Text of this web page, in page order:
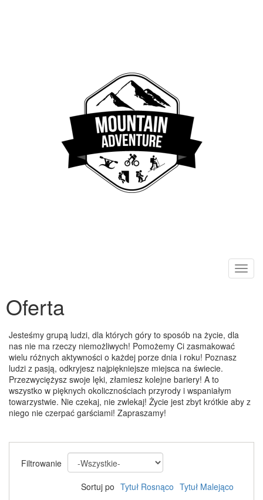
Oferta
Jesteśmy grupą ludzi, dla których góry to sposób na życie, dla
nas nie ma rzeczy niemożliwych! Pomożemy Ci zasmakować
wielu różnych aktywności o każdej porze dnia i roku! Poznasz
ludzi z pasją, odkryjesz najpiękniejsze miejsca na świecie.
Przezwyciężysz swoje lęki, złamiesz kolejne bariery! A to
wszystko w pięknych okolicznościach przyrody i wspaniałym
towarzystwie. Nie czekaj, nie zwlekaj! Życie jest zbyt krótkie aby z
niego nie czerpać garściami! Zapraszamy!
Filtrowanie
Sortuj po Tytuł Rosnąco Tytuł Malejąco